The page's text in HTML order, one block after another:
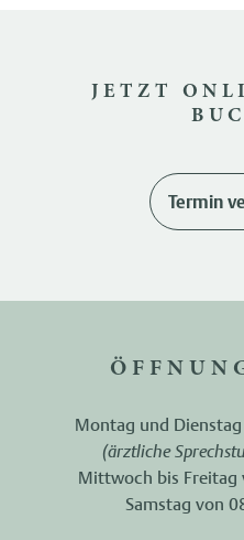
JETZT
Termin
Montag und
(ärztliche
Mittwoch bis Freitag
Samstag von